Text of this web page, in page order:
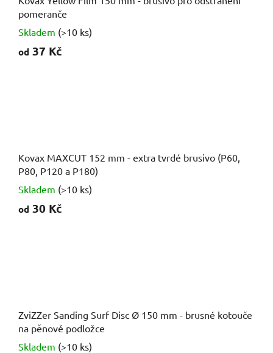
pomeranče
Skladem (>10 ks)
od 37 Kč
Kovax MAXCUT 152 mm - extra tvrdé brusivo (P60,
P80, P120 a P180)
Skladem (>10 ks)
od 30 Kč
ZviZZer Sanding Surf Disc Ø 150 mm - brusné kotouče
na pěnové podložce
Skladem (>10 ks)